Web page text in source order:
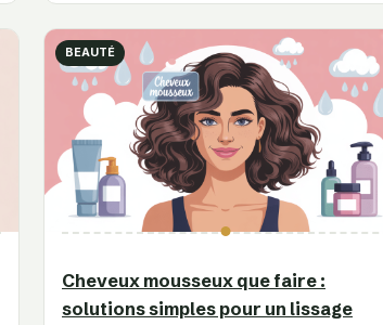
BEAUTÉ
Cheveux mousseux que faire :
solutions simples pour un lissage